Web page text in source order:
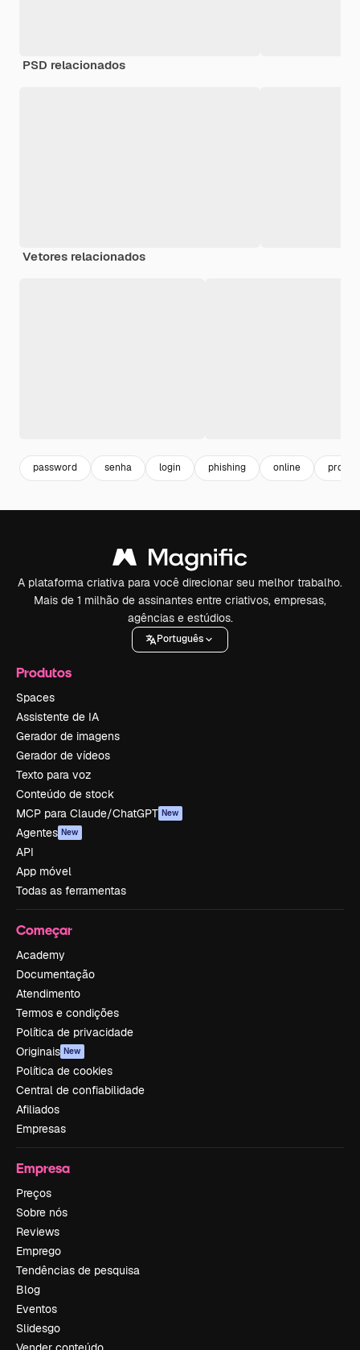
PSD relacionados
Vetores relacionados
password senha login phishing online
A plataforma criativa para você direcionar seu melhor trabalho.
Mais de 1 milhão de assinantes entre criativos, empresas,
agências e estúdios.
Português
Produtos
Spaces
Assistente de IA
Gerador de imagens
Gerador de vídeos
Texto para voz
Conteúdo de stock
MCP para Claude/ChatGPT New
Agentes New
API
App móvel
Todas as ferramentas
Começar
Academy
Documentação
Atendimento
Termos e condições
Política de privacidade
Originais New
Política de cookies
Central de confiabilidade
Afiliados
Empresas
Empresa
Preços
Sobre nós
Reviews
Emprego
Tendências de pesquisa
Blog
Eventos
Slidesgo